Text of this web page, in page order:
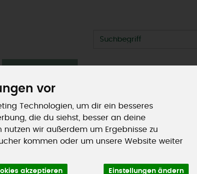
vor
Technologien, um dir ein besseres
die du siehst, besser an deine
nutzen wir außerdem um Ergebnisse zu
kommen oder um unsere Website weiter
akzeptieren Einstellungen ändern
Produkt